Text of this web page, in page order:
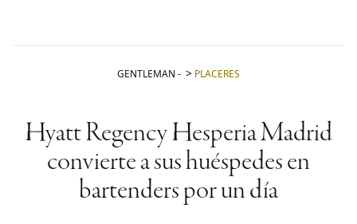
GENTLEMAN - PLACERES
Hyatt Regency Hesperia Madrid
convierte a sus huéspedes en
bartenders por un día